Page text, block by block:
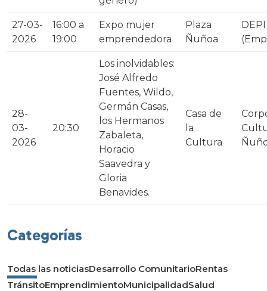
27-03-
2026
16:00 a
19:00
Expo mujer
emprendedora
Plaza
Ñuñoa
DEPI
28-
03-
2026
20:30
Los inolvidables:
José Alfredo
Fuentes, Wildo,
Germán Casas,
los Hermanos
Zabaleta,
Horacio
Saavedra y
Gloria
Benavides.
Casa de
la
Cultura
Categorías
Todas las noticiasDesarrollo ComunitarioRentas
TránsitoEmprendimientoMunicipalidadSalud